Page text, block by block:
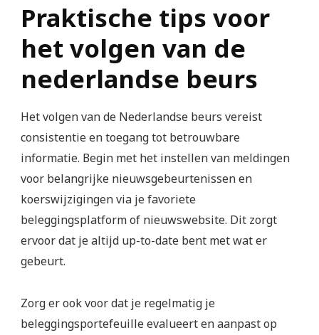
Praktische tips voor
het volgen van de
nederlandse beurs
Het volgen van de Nederlandse beurs vereist
consistentie en toegang tot betrouwbare
informatie. Begin met het instellen van meldingen
voor belangrijke nieuwsgebeurtenissen en
koerswijzigingen via je favoriete
beleggingsplatform of nieuwswebsite. Dit zorgt
ervoor dat je altijd up-to-date bent met wat er
gebeurt.
Zorg er ook voor dat je regelmatig je
beleggingsportefeuille evalueert en aanpast op